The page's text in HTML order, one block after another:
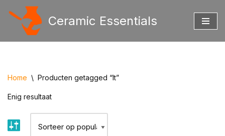
Ceramic Essentials
Home \ Producten getagged “It”
Enig resultaat